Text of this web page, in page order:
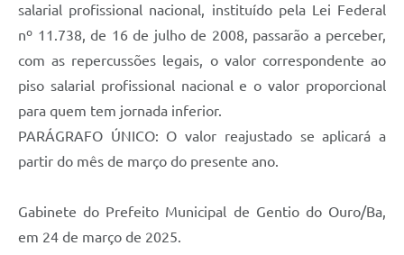
salarial profissional nacional, instituído pela Lei Federal
nº 11.738, de 16 de julho de 2008, passarão a perceber,
com as repercussões legais, o valor correspondente ao
piso salarial profissional nacional e o valor proporcional
para quem tem jornada inferior.
PARÁGRAFO ÚNICO: O valor reajustado se aplicará a
partir do mês de março do presente ano.
Gabinete do Prefeito Municipal de Gentio do Ouro/Ba,
em 24 de março de 2025.